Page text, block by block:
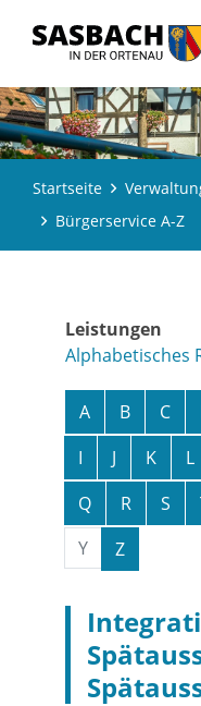
Startseite
Bürgerservice A-Z
Leistungen
Alphabetisches
A B C
I
J K L
Q
R S
Y
Z